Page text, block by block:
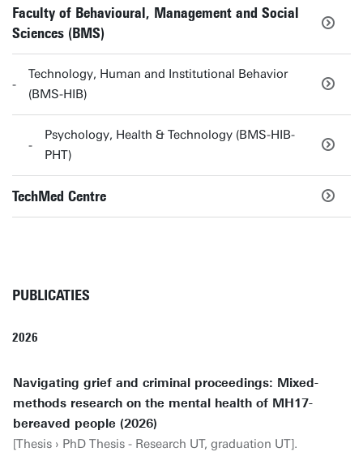
Faculty of Behavioural, Management and Social
Sciences (BMS)
Technology, Human and Institutional Behavior
(BMS-HIB)
Psychology, Health & Technology (BMS-HIB-
PHT)
TechMed Centre
PUBLICATIES
2026
Navigating grief and criminal proceedings: Mixed-
methods research on the mental health of MH17-
bereaved people (2026)
[Thesis › PhD Thesis - Research UT, graduation UT].